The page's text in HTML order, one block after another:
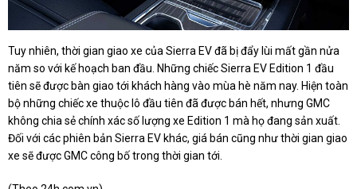
Tuy nhiên, thời gian giao xe của Sierra EV đã bị đẩy lùi mất gần nửa
năm so với kế hoạch ban đầu. Những chiếc Sierra EV Edition 1 đầu
tiên sẽ được bàn giao tới khách hàng vào mùa hè năm nay. Hiện toàn
bộ những chiếc xe thuộc lô đầu tiên đã được bán hết, nhưng GMC
không chia sẻ chính xác số lượng xe Edition 1 mà họ đang sản xuất.
Đối với các phiên bản Sierra EV khác, giá bán cũng như thời gian giao
xe sẽ được GMC công bố trong thời gian tới.